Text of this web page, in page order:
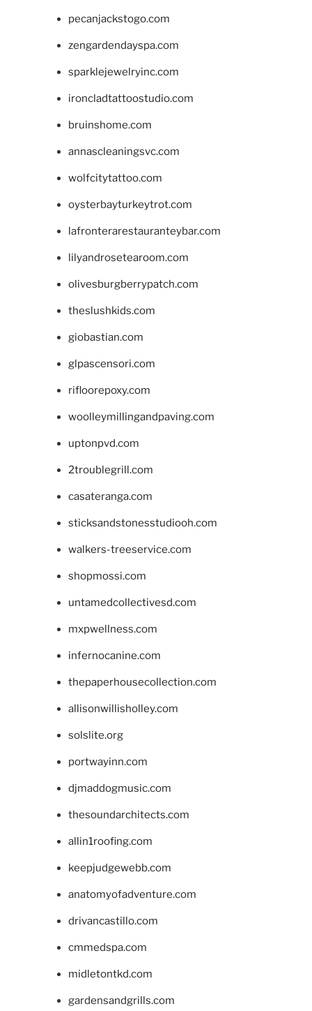
pecanjackstogo.com
zengardendayspa.com
sparklejewelryinc.com
ironcladtattoostudio.com
bruinshome.com
annascleaningsvc.com
wolfcitytattoo.com
oysterbayturkeytrot.com
lafronterarestauranteybar.com
lilyandrosetearoom.com
olivesburgberrypatch.com
theslushkids.com
giobastian.com
glpascensori.com
rifloorepoxy.com
woolleymillingandpaving.com
uptonpvd.com
2troublegrill.com
casateranga.com
sticksandstonesstudiooh.com
walkers-treeservice.com
shopmossi.com
untamedcollectivesd.com
mxpwellness.com
infernocanine.com
thepaperhousecollection.com
allisonwillisholley.com
solslite.org
portwayinn.com
djmaddogmusic.com
thesoundarchitects.com
allin1roofing.com
keepjudgewebb.com
anatomyofadventure.com
drivancastillo.com
cmmedspa.com
midletontkd.com
gardensandgrills.com